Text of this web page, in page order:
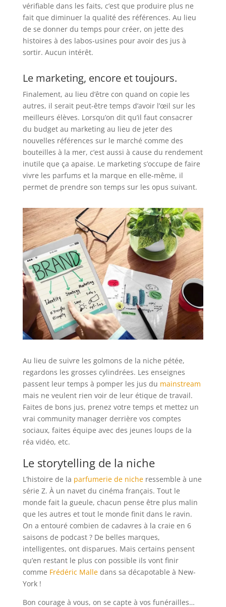
vérifiable dans les faits, c’est que produire plus ne
fait que diminuer la qualité des références. Au lieu
de se donner du temps pour créer, on jette des
histoires à des labos-usines pour avoir des jus à
sortir. Aucun intérêt.
Le marketing, encore et toujours.
Finalement, au lieu d’être con quand on copie les
autres, il serait peut-être temps d’avoir l’œil sur les
meilleurs élèves. Lorsqu’on dit qu’il faut consacrer
du budget au marketing au lieu de jeter des
nouvelles références sur le marché comme des
bouteilles à la mer, c’est aussi à cause du rendement
inutile que ça apaise. Le marketing s’occupe de faire
vivre les parfums et la marque en elle-même, il
permet de prendre son temps sur les opus suivant.
Au lieu de suivre les golmons de la niche pétée,
regardons les grosses cylindrées. Les enseignes
passent leur temps à pomper les jus du mainstream
mais ne veulent rien voir de leur étique de travail.
Faites de bons jus, prenez votre temps et mettez un
vrai community manager derrière vos comptes
sociaux, faites équipe avec des jeunes loups de la
réa vidéo, etc.
Le storytelling de la niche
L’histoire de la parfumerie de nicheressemble à une
série Z. À un navet du cinéma français. Tout le
monde fait la gueule, chacun pense être plus malin
que les autres et tout le monde finit dans le ravin.
On a entouré combien de cadavres à la craie en 6
saisons de podcast ? De belles marques,
intelligentes, ont disparues. Mais certains pensent
qu’en restant le plus con possible ils vont finir
comme Frédéric Malledans sa décapotable à New-
York !
Bon courage à vous, on se capte à vos funérailles…